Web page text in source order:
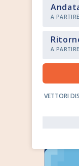
A
A
VETTORI